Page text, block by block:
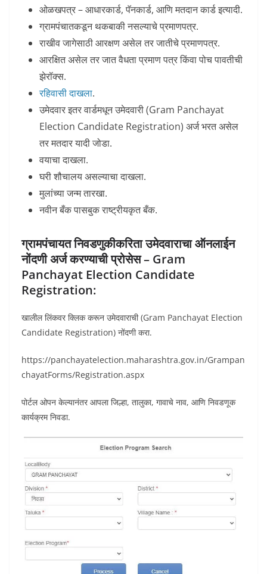
ओळखपत्र – आधारकार्ड, पॅनकार्ड, आणि मतदान कार्ड इत्यादी.
ग्रामपंचातकडून थकबाकी नसल्याचे प्रमाणपत्र.
राखीव जागेसाठी आरक्षण असेल तर जातीचे प्रमाणपत्र.
आरक्षित असेल तर जात वैधता प्रमाण पत्र किंवा पोच पावतीची
झेरॉक्स.
रहिवासी दाखला.
उमेदवार इतर वार्डमधून उमेदवारी (Gram Panchayat
Election Candidate Registration) अर्ज भरत असेल
तर मतदार यादी जोडा.
वयाचा दाखला.
घरी शौचालय असल्याचा दाखला.
मुलांच्या जन्म तारखा.
नवीन बँक पासबुक राष्ट्रीयकृत बँक.
ग्रामपंचायत निवडणुकीकरिता उमेदवाराचा ऑनलाईन
नोंदणी अर्ज करण्याची प्रोसेस – Gram
Panchayat Election Candidate
Registration:
खालील लिंकवर क्लिक करून उमेदवाराची (Gram Panchayat Election
Candidate Registration) नोंदणी करा.
https://panchayatelection.maharashtra.gov.in/Grampan
chayatForms/Registration.aspx
पोर्टल ओपन केल्यानंतर आपला जिल्हा, तालुका, गावाचे नाव, आणि निवडणूक
कार्यक्रम निवडा.